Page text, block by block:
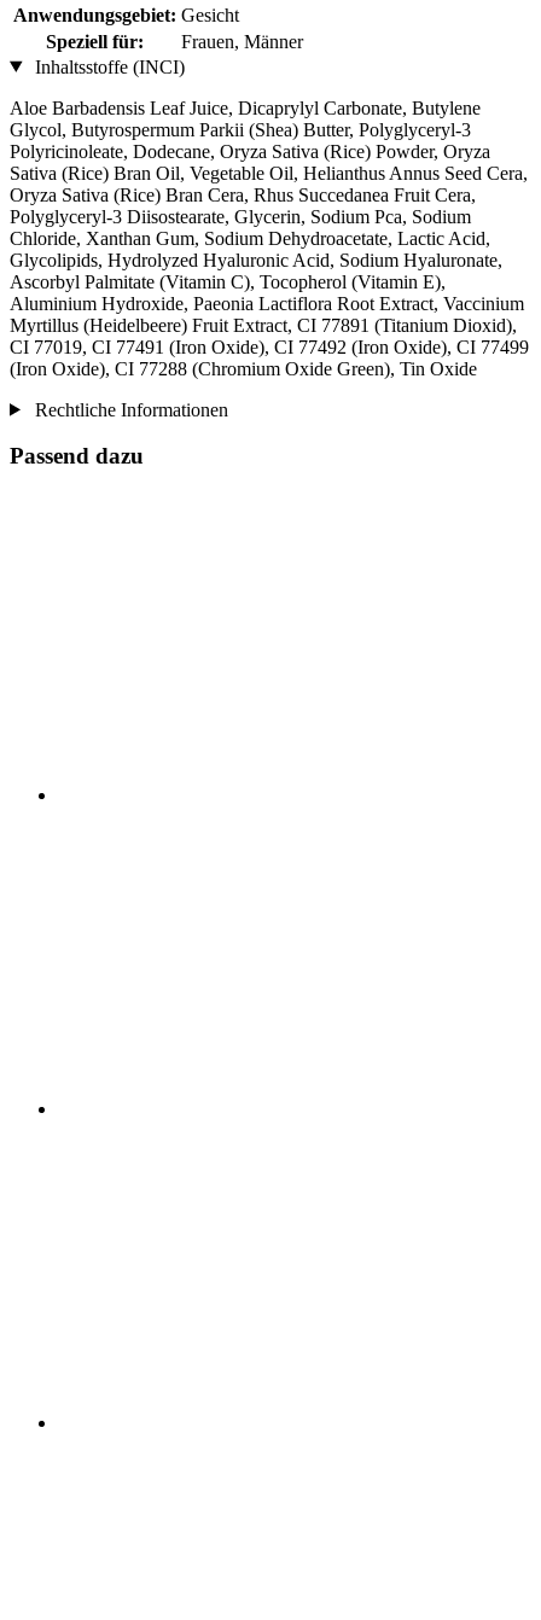
Anwendungsgebiet: Gesicht
Speziell für:
Frauen, Männer
Inhaltsstoffe (INCI)
Aloe Barbadensis Leaf Juice, Dicaprylyl Carbonate, Butylene
Glycol, Butyrospermum Parkii (Shea) Butter, Polyglyceryl-3
Polyricinoleate, Dodecane, Oryza Sativa (Rice) Powder, Oryza
Sativa (Rice) Bran Oil, Vegetable Oil, Helianthus Annus Seed Cera,
Oryza Sativa (Rice) Bran Cera, Rhus Succedanea Fruit Cera,
Polyglyceryl-3 Diisostearate, Glycerin, Sodium Pca, Sodium
Chloride, Xanthan Gum, Sodium Dehydroacetate, Lactic Acid,
Glycolipids, Hydrolyzed Hyaluronic Acid, Sodium Hyaluronate,
Ascorbyl Palmitate (Vitamin C), Tocopherol (Vitamin E),
Aluminium Hydroxide, Paeonia Lactiflora Root Extract, Vaccinium
Myrtillus (Heidelbeere) Fruit Extract, CI 77891 (Titanium Dioxid),
CI 77019, CI 77491 (Iron Oxide), CI 77492 (Iron Oxide), CI 77499
(Iron Oxide), CI 77288 (Chromium Oxide Green), Tin Oxide
Rechtliche Informationen
Passend dazu